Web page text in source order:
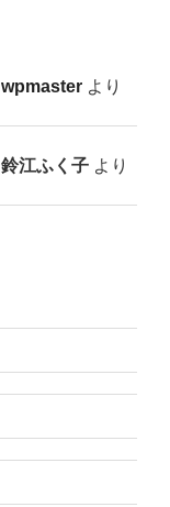
wpmaster より
鈴江ふく子 より